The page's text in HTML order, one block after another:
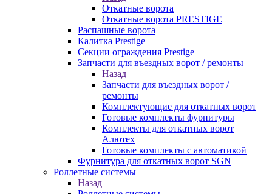
Откатные ворота
Откатные ворота PRESTIGE
Распашные ворота
Калитка Prestige
Секции ограждения Prestige
Запчасти для въездных ворот / ремонты
Назад
Запчасти для въездных ворот /
ремонты
Комплектующие для откатных ворот
Готовые комплекты фурнитуры
Комплекты для откатных ворот
Алютех
Готовые комплекты с автоматикой
Фурнитура для откатных ворот SGN
Роллетные системы
Назад